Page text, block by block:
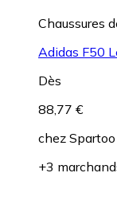
Chaussures
Adidas F50
Dès
88,77 €
chez Spartoo
+3